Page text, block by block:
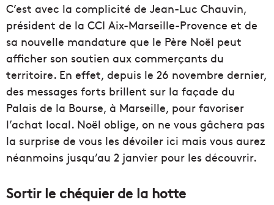
C’est avec la complicité de Jean-Luc Chauvin,
président de la CCI Aix-Marseille-Provence et de
sa nouvelle mandature que le Père Noël peut
afficher son soutien aux commerçants du
territoire. En effet, depuis le 26 novembre dernier,
des messages forts brillent sur la façade du
Palais de la Bourse, à Marseille, pour favoriser
l’achat local. Noël oblige, on ne vous gâchera pas
la surprise de vous les dévoiler ici mais vous aurez
néanmoins jusqu’au 2 janvier pour les découvrir.
Sortir le chéquier de la hotte